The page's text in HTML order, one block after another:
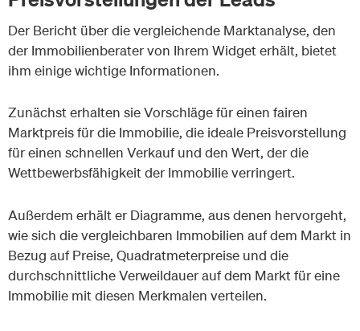
Der Bericht über die vergleichende Marktanalyse, den
der Immobilienberater von Ihrem Widget erhält, bietet
ihm einige wichtige Informationen.
Zunächst erhalten sie Vorschläge für einen fairen
Marktpreis für die Immobilie, die ideale Preisvorstellung
für einen schnellen Verkauf und den Wert, der die
Wettbewerbsfähigkeit der Immobilie verringert.
Außerdem erhält er Diagramme, aus denen hervorgeht,
wie sich die vergleichbaren Immobilien auf dem Markt in
Bezug auf Preise, Quadratmeterpreise und die
durchschnittliche Verweildauer auf dem Markt für eine
Immobilie mit diesen Merkmalen verteilen.